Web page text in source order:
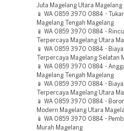
Juta Magelang Utara Magelang
📱 WA 0859 3970 0884 -
Magelang Tengah Magelang
📱 WA 0859 3970 0884 -
Terpercaya Magelang Utara
📱 WA 0859 3970 0884 -
Terpercaya Magelang Selatan
📱 WA 0859 3970 0884 -
Magelang Tengah Magelang
📱 WA 0859 3970 0884 -
Terpercaya Magelang Utara
📱 WA 0859 3970 0884 -
Modern Magelang Utara
📱 WA 0859 3970 0884 -
Murah Magelang